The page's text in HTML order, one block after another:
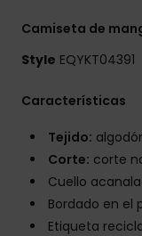
Camiseta de
Style EQYKT04391
Características
Tejido:
Corte: corte
Cuello
Bordado en el
Etiqueta